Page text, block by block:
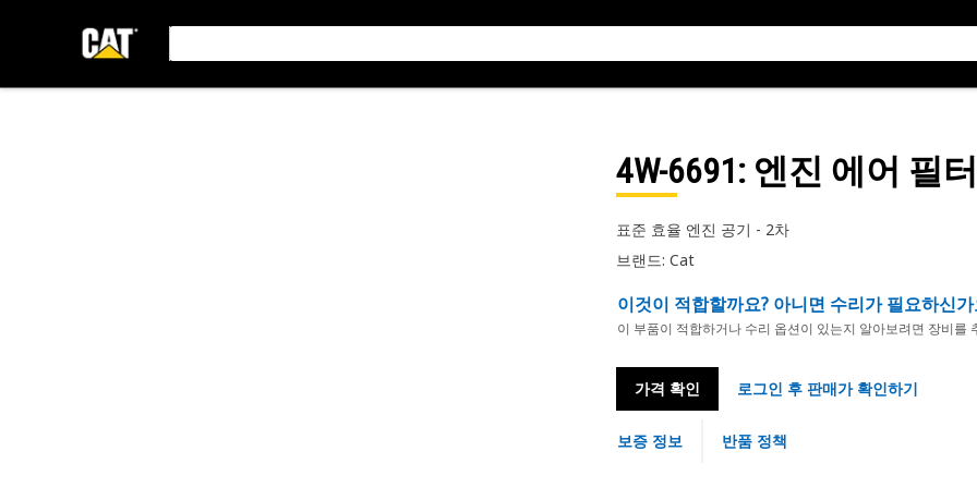
4W-6691: 엔진 에어 필터
표준 효율 엔진 공기 - 2차
브랜드: Cat
이것이 적합할까요? 아니면 수리가 필요하신가
이 부품이 적합하거나 수리 옵션이 있는지 알아보려면 장비를
가격 확인 로그인 후 판매가 확인하기
보증 정보 반품 정책